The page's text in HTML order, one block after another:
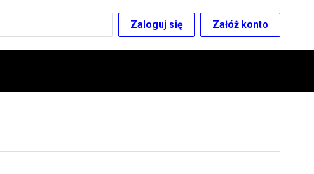
Zaloguj się Załóż konto